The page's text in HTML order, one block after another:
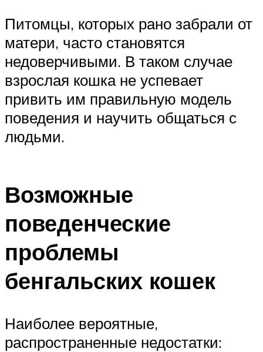
Питомцы, которых рано забрали от
матери, часто становятся
недоверчивыми. В таком случае
взрослая кошка не успевает
привить им правильную модель
поведения и научить общаться с
людьми.
Возможные
поведенческие
проблемы
бенгальских кошек
Наиболее вероятные,
распространенные недостатки: